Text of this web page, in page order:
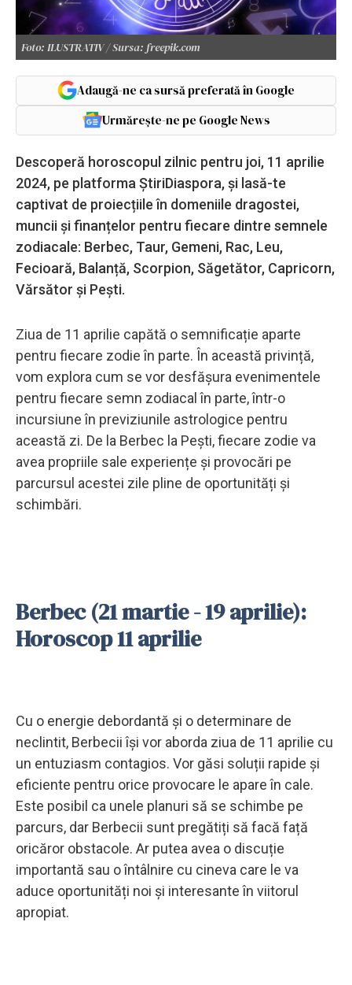
Foto: ILUSTRATIV / Sursa: freepik.com
Adaugă-ne ca sursă preferată în Google
Urmărește-ne pe Google News
Descoperă horoscopul zilnic pentru joi, 11 aprilie
2024, pe platforma ȘtiriDiaspora, și lasă-te
captivat de proiecțiile în domeniile dragostei,
muncii și finanțelor pentru fiecare dintre semnele
zodiacale: Berbec, Taur, Gemeni, Rac, Leu,
Fecioară, Balanță, Scorpion, Săgetător, Capricorn,
Vărsător și Pești.
Ziua de 11 aprilie capătă o semnificație aparte
pentru fiecare zodie în parte. În această privință,
vom explora cum se vor desfășura evenimentele
pentru fiecare semn zodiacal în parte, într-o
incursiune în previziunile astrologice pentru
această zi. De la Berbec la Pești, fiecare zodie va
avea propriile sale experiențe și provocări pe
parcursul acestei zile pline de oportunități și
schimbări.
Berbec (21 martie - 19 aprilie):
Horoscop 11 aprilie
Cu o energie debordantă și o determinare de
neclintit, Berbecii își vor aborda ziua de 11 aprilie cu
un entuziasm contagios. Vor găsi soluții rapide și
eficiente pentru orice provocare le apare în cale.
Este posibil ca unele planuri să se schimbe pe
parcurs, dar Berbecii sunt pregătiți să facă față
oricăror obstacole. Ar putea avea o discuție
importantă sau o întâlnire cu cineva care le va
aduce oportunități noi și interesante în viitorul
apropiat.